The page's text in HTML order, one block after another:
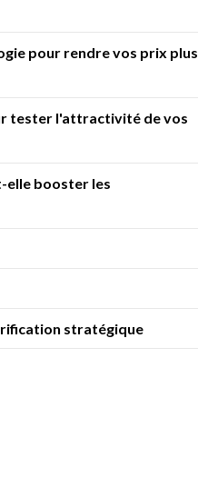
pour rendre vos prix plus
tester l'attractivité de vos
elle booster les
stratégique